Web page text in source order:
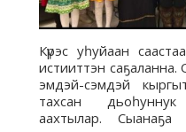
Күрэс уһуйаан
истииттэн
эмдэй-сэмдэй
тахсан
аахтылар. Сыанаҕа